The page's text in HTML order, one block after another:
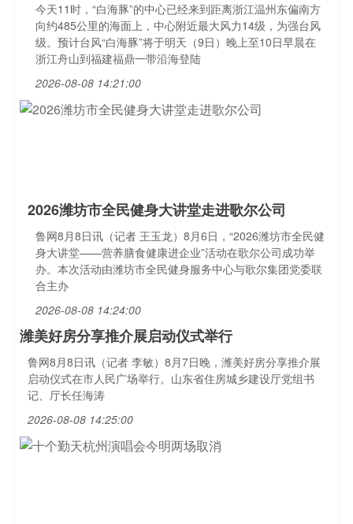
今天11时，“白海豚”的中心已经来到距离浙江温州东偏南方
向约485公里的海面上，中心附近最大风力14级，为强台风
级。预计台风“白海豚”将于明天（9日）晚上至10日早晨在
浙江舟山到福建福鼎一带沿海登陆
2026-08-08 14:21:00
2026潍坊市全民健身大讲堂走进歌尔公司
鲁网8月8日讯（记者 王玉龙）8月6日，“2026潍坊市全民健
身大讲堂——营养膳食健康进企业”活动在歌尔公司成功举
办。本次活动由潍坊市全民健身服务中心与歌尔集团党委联
合主办
2026-08-08 14:24:00
潍美好房分享推介展启动仪式举行
鲁网8月8日讯（记者 李敏）8月7日晚，潍美好房分享推介展
启动仪式在市人民广场举行。山东省住房城乡建设厅党组书
记、厅长任海涛
2026-08-08 14:25:00